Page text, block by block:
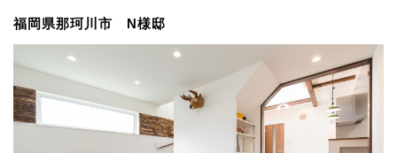
福岡県那珂川市 N様邸